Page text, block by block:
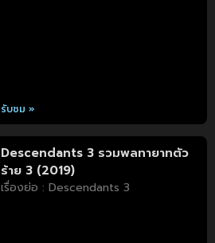
รับชม »
Descendants 3 รวมพลทายาทตัว
ร้าย 3 (2019)
เรื่องย่อ : Descendants 3